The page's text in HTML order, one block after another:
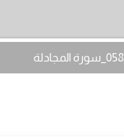
058_سورة المجادلة